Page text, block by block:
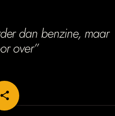
dan benzine, maar
over”
share
email